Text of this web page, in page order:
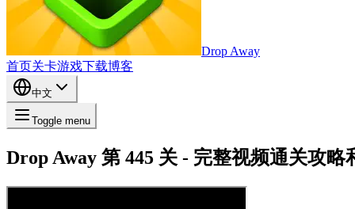
Drop Away
首页关卡游戏下载博客
中文
Toggle menu
Drop Away 第 445 关 - 完整视频通关攻略